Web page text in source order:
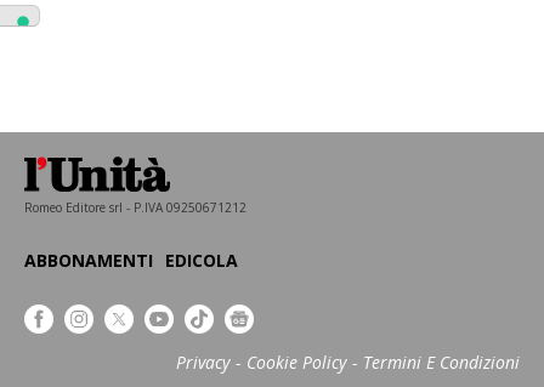
Romeo Editore srl - P.IVA 09250671212
ABBONAMENTI EDICOLA
Privacy Cookie Policy Termini E Condizioni